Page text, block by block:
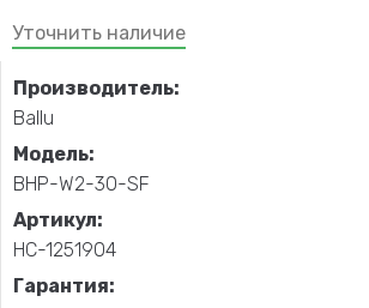
Уточнить наличие
Производитель:
Ballu
Модель:
BHP-W2-30-SF
Артикул:
НС-1251904
Гарантия: